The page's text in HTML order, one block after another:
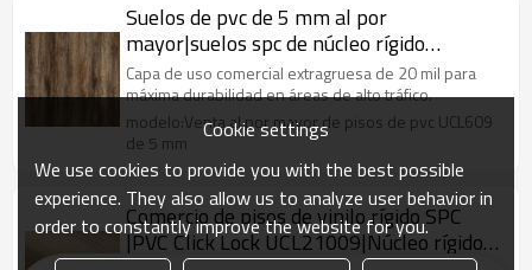
Suelos de pvc de 5 mm al por
mayor|suelos spc de núcleo rígido
ignífugo|tablones de vinilo oscuro para
uso doméstico
Capa de uso comercial extragruesa de 20 mil para
máxima durabilidad en áreas de alto tráfico.
modelo:Venta al por mayor de pisos de pvc UCL609
de 5 mm
Comercio de pisos de vinilo rígido SPC
|PVC Click Lock UCL21009|Núcleo rígido
Cookie settings
We use cookies to provide you with the best possible
experience. They also allow us to analyze user behavior in
order to constantly improve the website for you.